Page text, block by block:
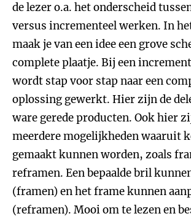
de lezer o.a. het onderscheid
versus incrementeel werken. In
maak je van een idee een grove
complete plaatje. Bij een
wordt stap voor stap naar een
oplossing gewerkt. Hier zijn de
ware gerede producten. Ook hier
meerdere mogelijkheden waaruit
gemaakt kunnen worden, zoals
reframen. Een bepaalde bril
(framen) en het frame kunnen
(reframen). Mooi om te lezen en